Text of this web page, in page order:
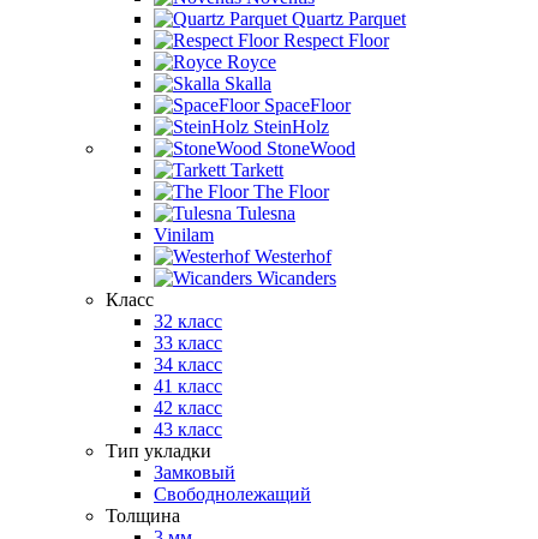
Quartz Parquet
Respect Floor
Royce
Skalla
SpaceFloor
SteinHolz
StoneWood
Tarkett
The Floor
Tulesna
Vinilam
Westerhof
Wicanders
Класс
32 класс
33 класс
34 класс
41 класс
42 класс
43 класс
Тип укладки
Замковый
Свободнолежащий
Толщина